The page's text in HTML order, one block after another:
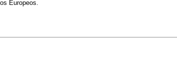
Europeos.